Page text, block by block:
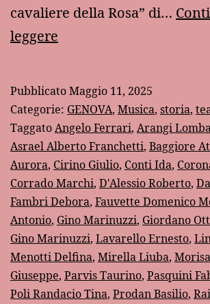
cavaliere della Rosa” di…
leggere
fa:
la
stagione
lirica
1925-
1926
del
Teatro
“Carlo
Felice”
PubblicatoMaggio 11, 2025
Categorie: GENOVA, Musica, storia,
TaggatoAngelo Ferrari, Arangi
Asrael Alberto Franchetti, Baggiore
Aurora, Cirino Giulio, Conti Ida,
Corrado Marchi, D'Alessio Roberto,
Fambri Debora, Fauvette Domenico
Antonio, Gino Marinuzzi, Giordano
Gino Marinuzzi, Lavarello Ernesto,
Menotti Delfina, Mirella Liuba,
Giuseppe, Parvis Taurino, Pasquini
Poli Randacio Tina, Prodan Basilio,